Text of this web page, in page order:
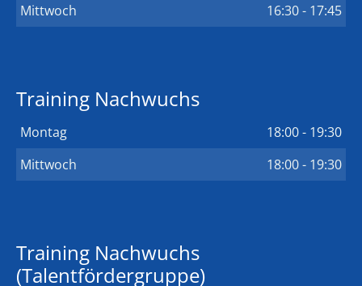
Mittwoch
16:30 - 17:45
Training Nachwuchs
Montag
18:00 - 19:30
Mittwoch
18:00 - 19:30
Training Nachwuchs
(Talentfördergruppe)